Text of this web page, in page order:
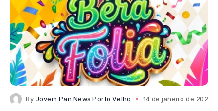
By Jovem Pan News Porto Velho 14 de janeiro de 2026